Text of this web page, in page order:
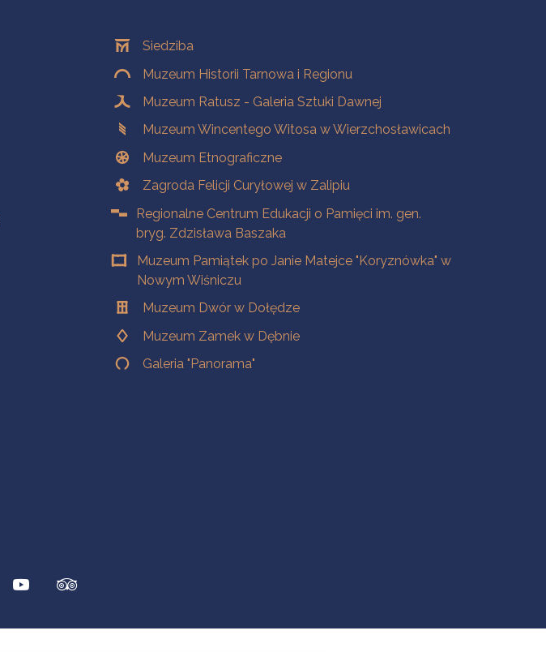
OddziałySiedziba
Muzeum Historii Tarnowa i Regionu
Muzeum Ratusz - Galeria Sztuki Dawnej
Muzeum Wincentego Witosa w Wierzchosławicach
Muzeum Etnograficzne
Zagroda Felicji Curyłowej w Zalipiu
Regionalne Centrum Edukacji o Pamięci im. gen.
bryg. Zdzisława Baszaka
Muzeum Pamiątek po Janie Matejce "Koryznówka" w
Nowym Wiśniczu
Muzeum Dwór w Dołędze
Muzeum Zamek w Dębnie
Galeria "Panorama"